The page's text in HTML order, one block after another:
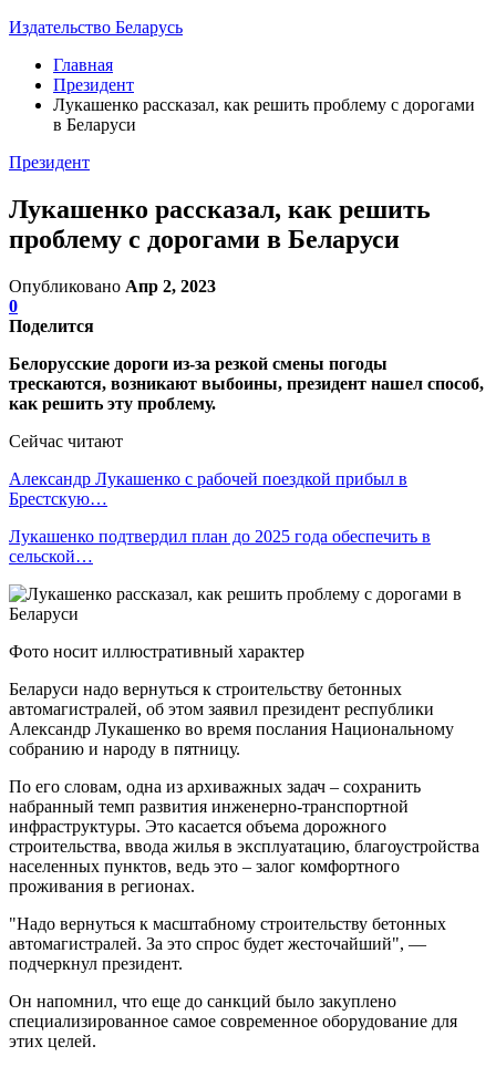
Издательство Беларусь
Главная
Президент
Лукашенко рассказал, как решить проблему с дорогами
в Беларуси
Президент
Лукашенко рассказал, как решить
проблему с дорогами в Беларуси
Опубликовано Апр 2, 2023
0
Поделится
Белорусские дороги из-за резкой смены погоды
трескаются, возникают выбоины, президент нашел способ,
как решить эту проблему.
Сейчас читают
Александр Лукашенко с рабочей поездкой прибыл в
Брестскую…
Лукашенко подтвердил план до 2025 года обеспечить в
сельской…
Фото носит иллюстративный характер
Беларуси надо вернуться к строительству бетонных
автомагистралей, об этом заявил президент республики
Александр Лукашенко во время послания Национальному
собранию и народу в пятницу.
По его словам, одна из архиважных задач – сохранить
набранный темп развития инженерно-транспортной
инфраструктуры. Это касается объема дорожного
строительства, ввода жилья в эксплуатацию, благоустройства
населенных пунктов, ведь это – залог комфортного
проживания в регионах.
"Надо вернуться к масштабному строительству бетонных
автомагистралей. За это спрос будет жесточайший", —
подчеркнул президент.
Он напомнил, что еще до санкций было закуплено
специализированное самое современное оборудование для
этих целей.